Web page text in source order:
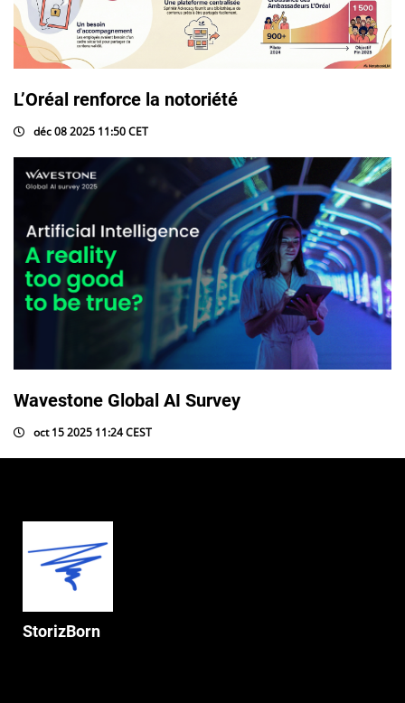
L’Oréal renforce la notoriété
déc 08 2025 11:50 CET
Wavestone Global AI Survey
oct 15 2025 11:24 CEST
StorizBorn